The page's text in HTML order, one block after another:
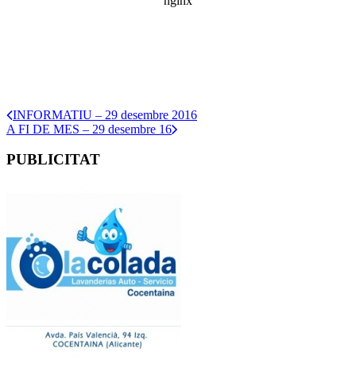
INFORMATIU – 29 desembre 2016
A FI DE MES – 29 desembre 16
PUBLICITAT